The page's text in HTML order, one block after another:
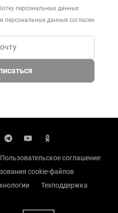
персональных данных
персональных данных согласен
Пользовательское соглашение
cookie-файлов
Техподдержка